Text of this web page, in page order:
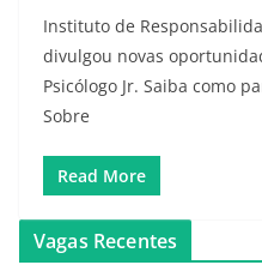
Instituto de
divulgou novas
Psicólogo Jr. Saiba como
Sobre
Read More
Vagas Recentes